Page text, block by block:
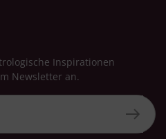
Inspirationen
Newsletter an.
aktiv abfragen